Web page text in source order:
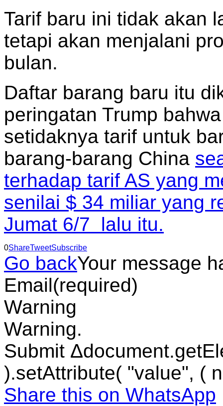
Tarif baru ini tidak akan
tetapi akan menjalani
bulan.
Daftar barang baru itu
peringatan Trump
setidaknya tarif untuk
barang-barang China
terhadap tarif AS yang
senilai $ 34 miliar yang
Jumat 6/7 lalu itu.
0ShareTweetSubscribe
Go backYour message
Email(required)
Warning
Warning.
Submit
).setAttribute( "value", (
Share this on WhatsApp